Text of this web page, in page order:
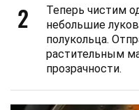
2
Теперь чистим
небольшие
полукольца.
растительным
прозрачности.